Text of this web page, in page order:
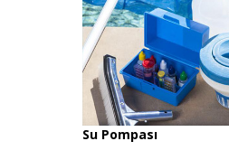
Su Pompası